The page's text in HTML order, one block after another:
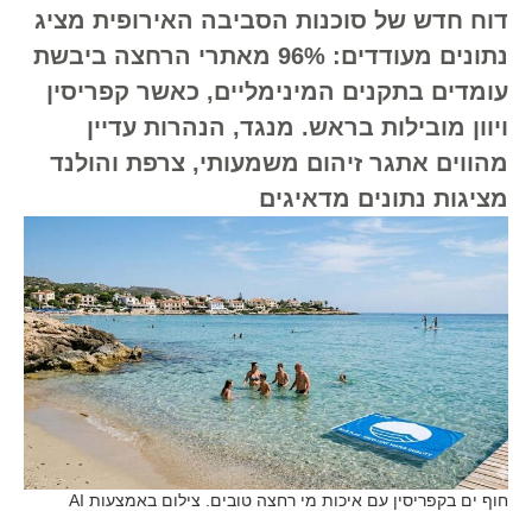
דוח חדש של סוכנות הסביבה האירופית מציג
נתונים מעודדים: 96% מאתרי הרחצה ביבשת
עומדים בתקנים המינימליים, כאשר קפריסין
ויוון מובילות בראש. מנגד, הנהרות עדיין
מהווים אתגר זיהום משמעותי, צרפת והולנד
מציגות נתונים מדאיגים
חוף ים בקפריסין עם איכות מי רחצה טובים. צילום באמצעות AI